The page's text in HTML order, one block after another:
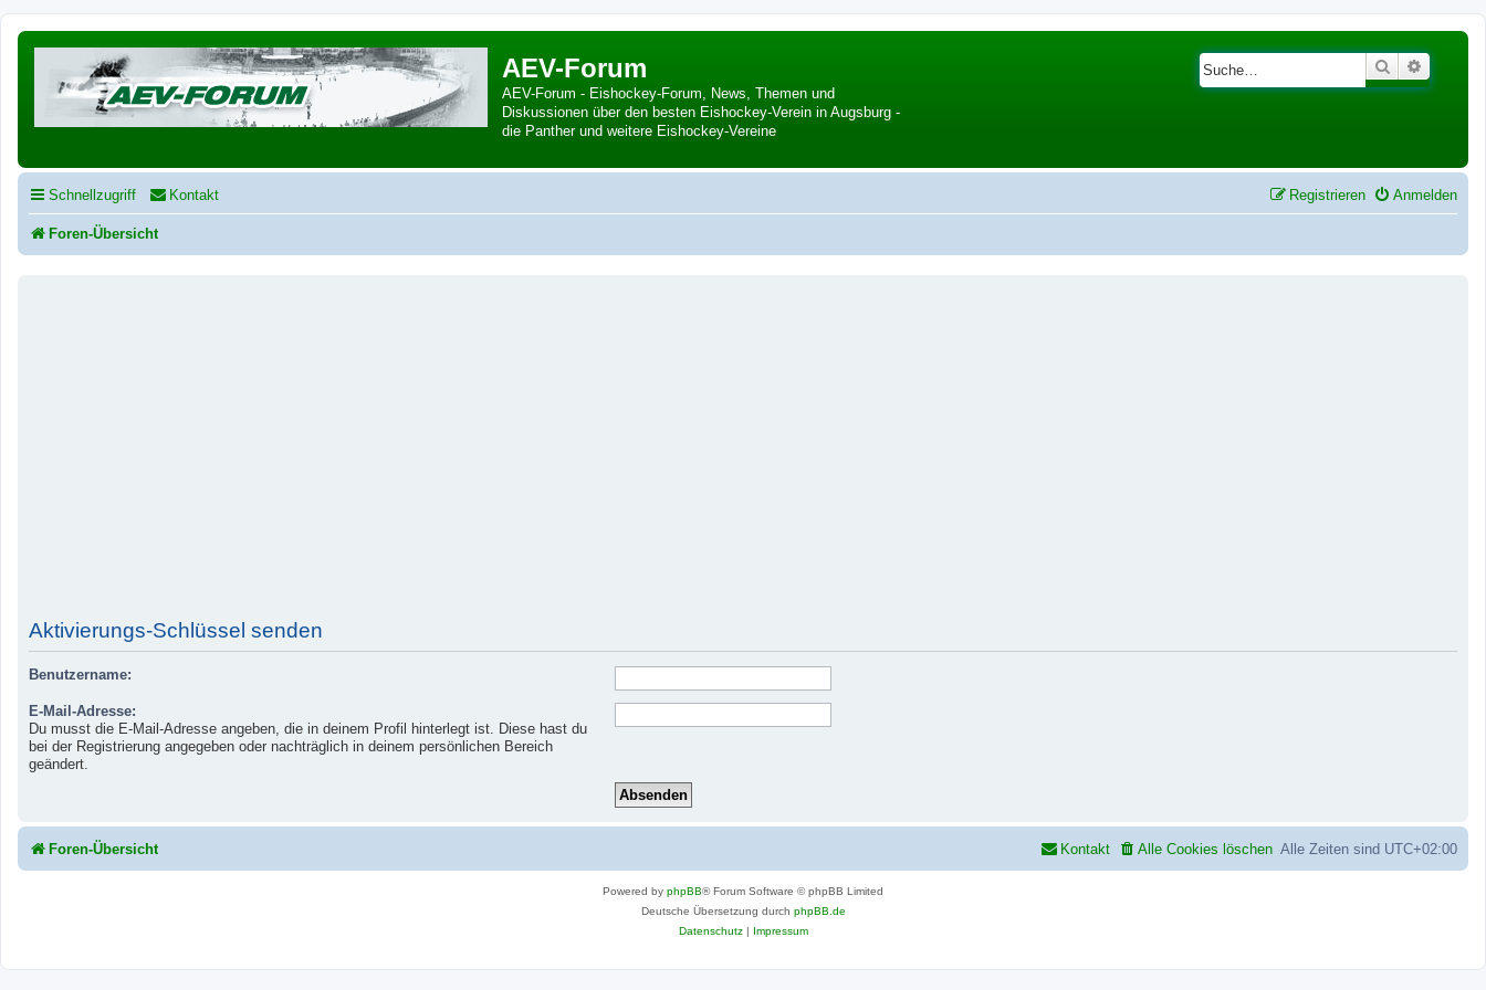
AEV-Forum
AEV-Forum - Eishockey-Forum, News, Themen und
Diskussionen über den besten Eishockey-Verein in Augsburg -
die Panther und weitere Eishockey-Vereine
Suche
Schnellzugriff Kontakt Anmelden
Registrieren
Foren-Übersicht
Aktivierungs-Schlüssel senden
Benutzername:
E-Mail-Adresse:
Du musst die E-Mail-Adresse angeben, die in deinem Profil hinterlegt ist. Diese hast du
bei der Registrierung angegeben oder nachträglich in deinem persönlichen Bereich
geändert.
Foren-Übersicht Alle Zeiten sind UTC+02:00
Alle Cookies löschen
Kontakt
Powered by phpBB® Forum Software © phpBB Limited
Deutsche Übersetzung durch phpBB.de
Datenschutz| Impressum